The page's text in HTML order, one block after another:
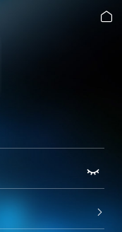


